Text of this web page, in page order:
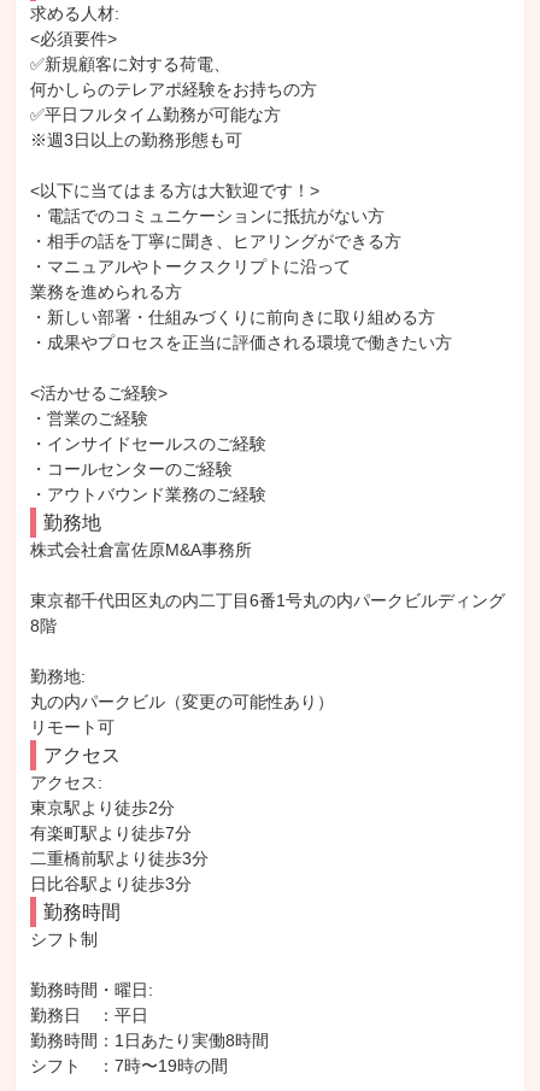
求める人材:
<必須要件>
✅新規顧客に対する荷電、
何かしらのテレアポ経験をお持ちの方
✅平日フルタイム勤務が可能な方
※週3日以上の勤務形態も可
<以下に当てはまる方は大歓迎です！>
・電話でのコミュニケーションに抵抗がない方
・相手の話を丁寧に聞き、ヒアリングができる方
・マニュアルやトークスクリプトに沿って
業務を進められる方
・新しい部署・仕組みづくりに前向きに取り組める方
・成果やプロセスを正当に評価される環境で働きたい方
<活かせるご経験>
・営業のご経験
・インサイドセールスのご経験
・コールセンターのご経験
・アウトバウンド業務のご経験
勤務地
株式会社倉富佐原M&A事務所
東京都千代田区丸の内二丁目6番1号丸の内パークビルディング
8階
勤務地:
丸の内パークビル（変更の可能性あり）
リモート可
アクセス
アクセス:
東京駅より徒歩2分
有楽町駅より徒歩7分
二重橋前駅より徒歩3分
日比谷駅より徒歩3分
勤務時間
シフト制
勤務時間・曜日:
勤務日　：平日
勤務時間：1日あたり実働8時間
シフト　：7時〜19時の間